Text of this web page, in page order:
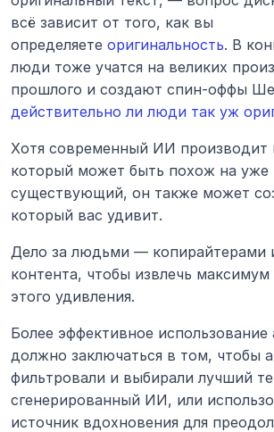
всё зависит от того, как вы
определяете оригинальность. В
люди тоже учатся на великих
прошлого и создают спин-оффы
действительно ли люди так уж
Хотя современный ИИ производит
который может быть похож на уже
существующий, он также может
который вас удивит.
Дело за людьми — копирайтерами
контента, чтобы извлечь максимум
этого удивления.
Более эффективное использование
должно заключаться в том, чтобы
фильтровали и выбирали лучший
сгенерированный ИИ, или
источник вдохновения для